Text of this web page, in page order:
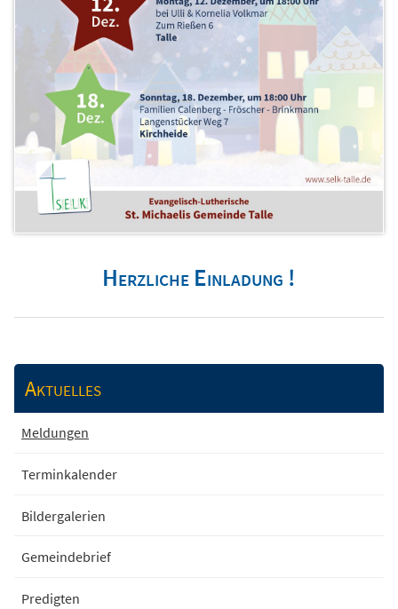
Herzliche Einladung !
Aktuelles
Meldungen
Terminkalender
Bildergalerien
Gemeindebrief
Predigten